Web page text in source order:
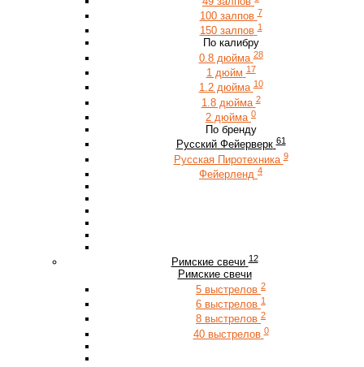
100 залпов 7
150 залпов 1
По калибру
0.8 дюйма 28
1 дюйм 17
1.2 дюйма 10
1.8 дюйма 2
2 дюйма 0
По бренду
Русский Фейерверк 61
Русская Пиротехника 9
Фейерленд 4
Римские свечи 12
Римские свечи
5 выстрелов 2
6 выстрелов 1
8 выстрелов 2
40 выстрелов 0